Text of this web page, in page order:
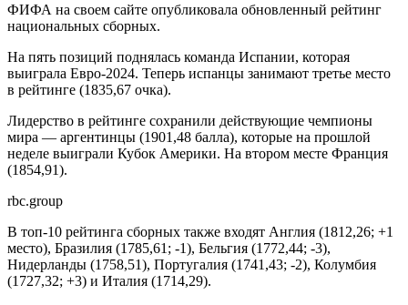
ФИФА на своем сайте опубликовала обновленный рейтинг
национальных сборных.
На пять позиций поднялась команда Испании, которая
выиграла Евро-2024. Теперь испанцы занимают третье место
в рейтинге (1835,67 очка).
Лидерство в рейтинге сохранили действующие чемпионы
мира — аргентинцы (1901,48 балла), которые на прошлой
неделе выиграли Кубок Америки. На втором месте Франция
(1854,91).
rbc.group
В топ-10 рейтинга сборных также входят Англия (1812,26; +1
место), Бразилия (1785,61; -1), Бельгия (1772,44; -3),
Нидерланды (1758,51), Португалия (1741,43; -2), Колумбия
(1727,32; +3) и Италия (1714,29).